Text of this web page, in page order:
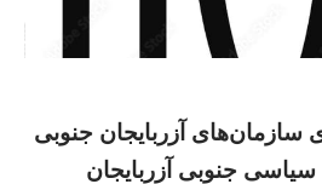
سازمان‌های آزربایجان جنوبی
سیاسی جنوبی آزربایجان